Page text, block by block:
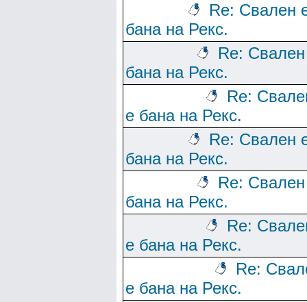
Re: Свален
бана на Рекс.
Re:
бана на Рекс.
Re:
е бана на Рекс.
Re: Свален
бана на Рекс.
Re:
бана на Рекс.
Re:
е бана на Рекс.
Re:
е бана на Рекс.